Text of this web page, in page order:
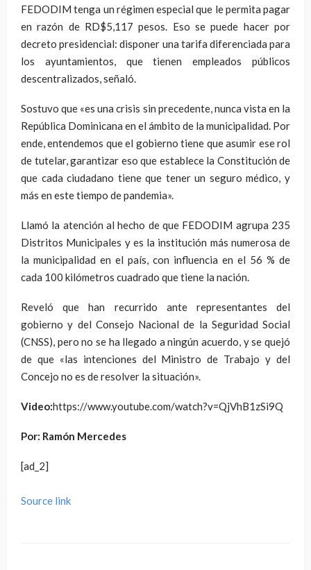
FEDODIM tenga un régimen especial que le permita pagar
en razón de RD$5,117 pesos. Eso se puede hacer por
decreto presidencial: disponer una tarifa diferenciada para
los ayuntamientos, que tienen empleados públicos
descentralizados, señaló.
Sostuvo que «es una crisis sin precedente, nunca vista en la
República Dominicana en el ámbito de la municipalidad. Por
ende, entendemos que el gobierno tiene que asumir ese rol
de tutelar, garantizar eso que establece la Constitución de
que cada ciudadano tiene que tener un seguro médico, y
más en este tiempo de pandemia».
Llamó la atención al hecho de que FEDODIM agrupa 235
Distritos Municipales y es la institución más numerosa de
la municipalidad en el país, con influencia en el 56 % de
cada 100 kilómetros cuadrado que tiene la nación.
Reveló que han recurrido ante representantes del
gobierno y del Consejo Nacional de la Seguridad Social
(CNSS), pero no se ha llegado a ningún acuerdo, y se quejó
de que «las intenciones del Ministro de Trabajo y del
Concejo no es de resolver la situación».
Video:https://www.youtube.com/watch?v=QjVhB1zSi9Q
Por: Ramón Mercedes
[ad_2]
Source link